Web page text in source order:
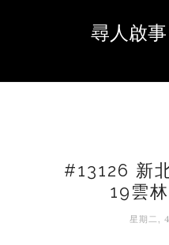
尋人啟
#13126 新
19雲
星期二,